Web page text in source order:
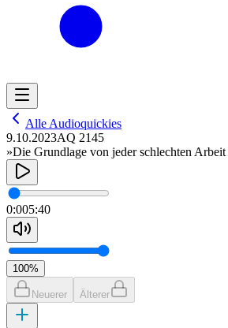
Alle Audioquickies
9.10.2023AQ 2145
»Die Grundlage von jeder schlechten
0:005:40
100%
Neuerer Älterer